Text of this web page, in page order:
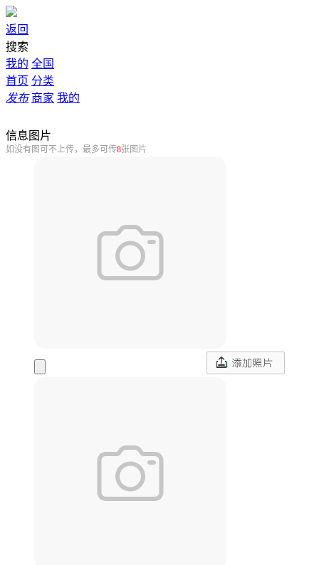
返回
搜索
我的 全国
首页 分类
发布 商家 我的
信息图片
如没有图可不上传，最多可传8张图片